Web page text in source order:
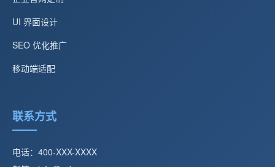
UI 界面设计
SEO 优化推广
移动端适配
联系方式
电话：400-XXX-XXXX